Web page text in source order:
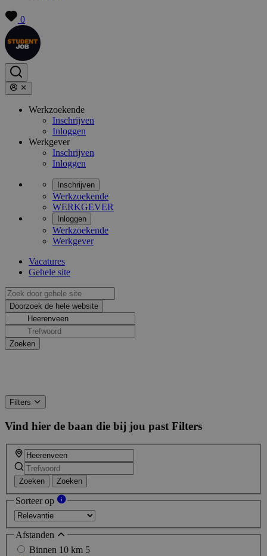
0
Werkzoekende
Inschrijven
Inloggen
Werkgever
Inschrijven
Inloggen
Inschrijven
Werkzoekende
WERKGEVER
Inloggen
Werkzoekende
Werkgever
Vacatures
Gehele site
Filters
Vind hier de baan die bij jou past Filters
Zoeken Zoeken
Sorteer op
Afstanden
Binnen 10 km 5